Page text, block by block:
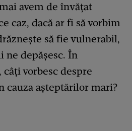
avem de învățat
caz, dacă ar fi să vorbim
să fie vulnerabil,
ne depășesc. În
câți vorbesc despre
cauza așteptărilor mari?